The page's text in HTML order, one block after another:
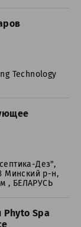
Technology
Дез",
Минский р-н,
, БЕЛАРУСЬ
Phyto Spa